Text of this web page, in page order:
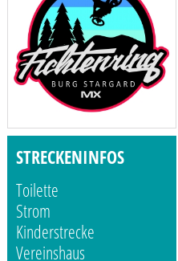
STRECKENINFOS
Toilette
Strom
Kinderstrecke
Vereinshaus